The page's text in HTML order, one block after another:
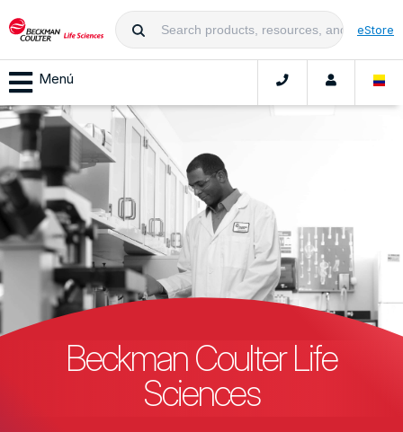
eStore
Menú
Beckman Coulter Life
Sciences